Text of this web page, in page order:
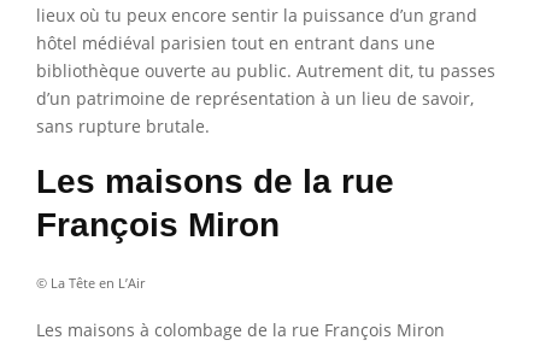
lieux où tu peux encore sentir la puissance d’un grand
hôtel médiéval parisien tout en entrant dans une
bibliothèque ouverte au public. Autrement dit, tu passes
d’un patrimoine de représentation à un lieu de savoir,
sans rupture brutale.
Les maisons de la rue
François Miron
© La Tête en L’Air
Les maisons à colombage de la rue François Miron